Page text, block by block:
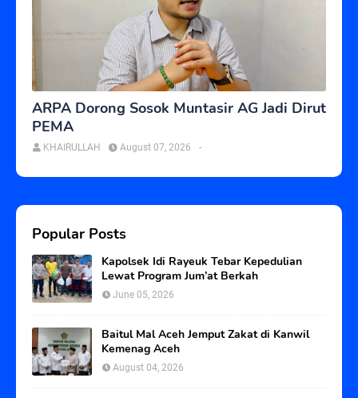
ARPA Dorong Sosok Muntasir AG Jadi Dirut
PEMA
KHAIRULLAH -
August 07, 2026
Popular Posts
Kapolsek Idi Rayeuk Tebar Kepedulian
Lewat Program Jum’at Berkah
June 05, 2026
Baitul Mal Aceh Jemput Zakat di Kanwil
Kemenag Aceh
August 04, 2026